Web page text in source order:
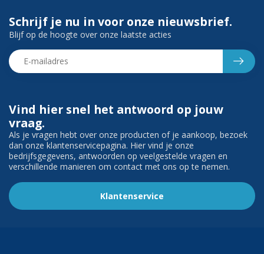
Vind hier snel het antwoord op jouw
vraag.
Als je vragen hebt over onze producten of je aankoop, bezoek
dan onze klantenservicepagina. Hier vind je onze
bedrijfsgegevens, antwoorden op veelgestelde vragen en
verschillende manieren om contact met ons op te nemen.
Klantenservice
Schrijf je nu in voor onze nieuwsbrief.
Blijf op de hoogte over onze laatste acties